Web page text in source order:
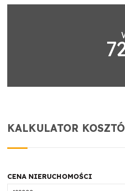
KALKULATOR
CENA NIERUCHOMOŚCI